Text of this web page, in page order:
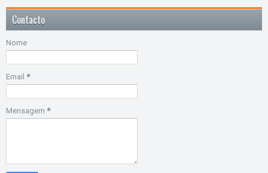
Contacto
Nome
Email *
Mensagem *